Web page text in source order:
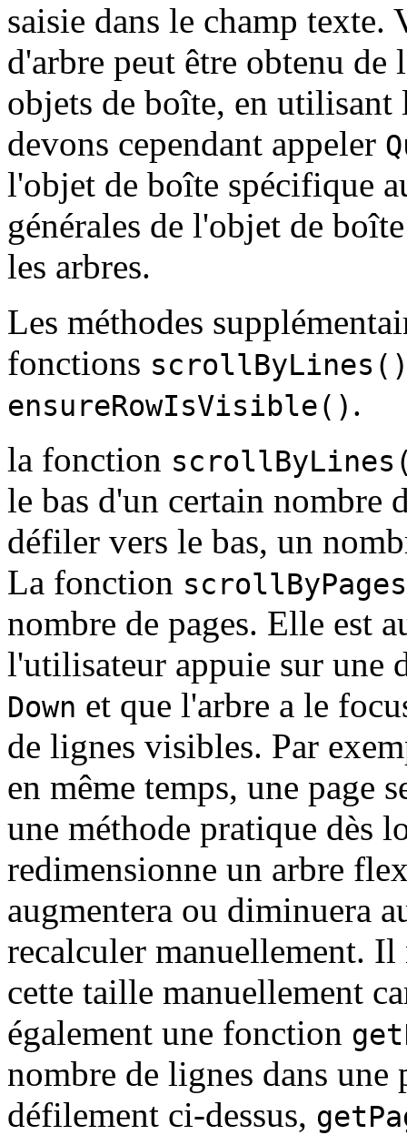
saisie dans le champ texte.
d'arbre peut être obtenu de
objets de boîte, en
devons cependant appeler
l'objet de boîte spécifique
générales de l'objet de
les arbres.
Les méthodes
fonctions
ensureRowIsVisible() .
la fonction
le bas d'un certain nombre
défiler vers le bas, un
La fonction
nombre de pages. Elle est
l'utilisateur appuie sur une
Down et que l'arbre a le
de lignes visibles. Par
en même temps, une page
une méthode pratique dès
redimensionne un arbre
augmentera ou diminuera
recalculer manuellement.
cette taille manuellement
également une fonction
nombre de lignes dans une
défilement ci-dessus,